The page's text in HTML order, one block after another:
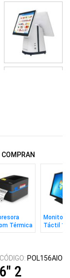
Térmica
Monitor
Táctil
Para Pos
CÓDIGO: POL156AIO
2